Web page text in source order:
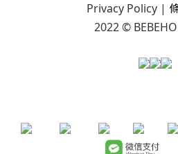
Privacy Policy|
2022 ©